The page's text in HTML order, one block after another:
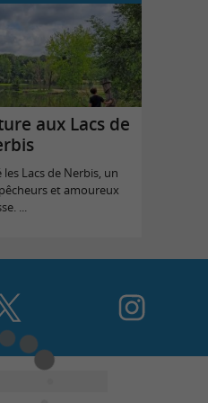
aux Lacs de
Lacs de Nerbis, un
et amoureux
...